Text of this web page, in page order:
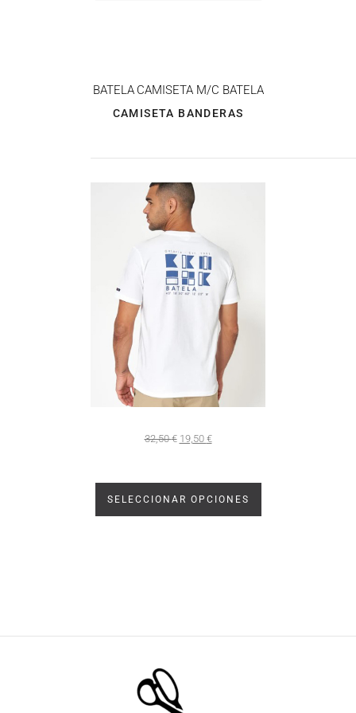
BATELA CAMISETA M/C BATELA
CAMISETA BANDERAS
32,50€ 19,50 €
SELECCIONAR OPCIONES